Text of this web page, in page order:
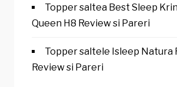
Topper saltea Best Sleep
Queen H8 Review si Pareri
Topper saltele Isleep Natura
Review si Pareri